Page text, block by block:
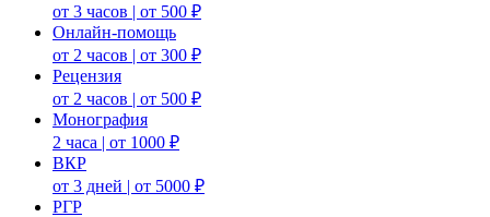
от 3 часов | от 500 ₽
Онлайн-помощь
от 2 часов | от 300 ₽
Рецензия
от 2 часов | от 500 ₽
Монография
2 часа | от 1000 ₽
ВКР
от 3 дней | от 5000 ₽
РГР